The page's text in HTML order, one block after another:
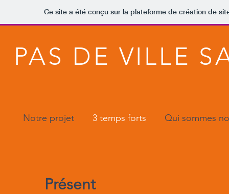
Ce site a été conçu sur la plateforme de création de
PAS DE VILLE
Notre projet 3 temps forts Qui sommes
Présent